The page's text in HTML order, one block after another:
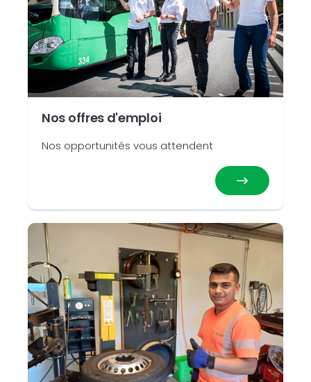
Nos offres d'emploi
Nos opportunités vous attendent